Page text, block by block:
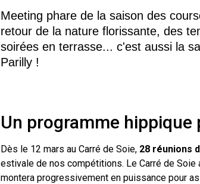
Meeting phare de la saison des
retour de la nature florissante, des
soirées en terrasse... c'est aussi la
Parilly !
Un programme
Dès le 12 mars au Carré de Soie, 28 réunions
estivale de nos compétitions. Le Carré de
montera progressivement en puissance pour